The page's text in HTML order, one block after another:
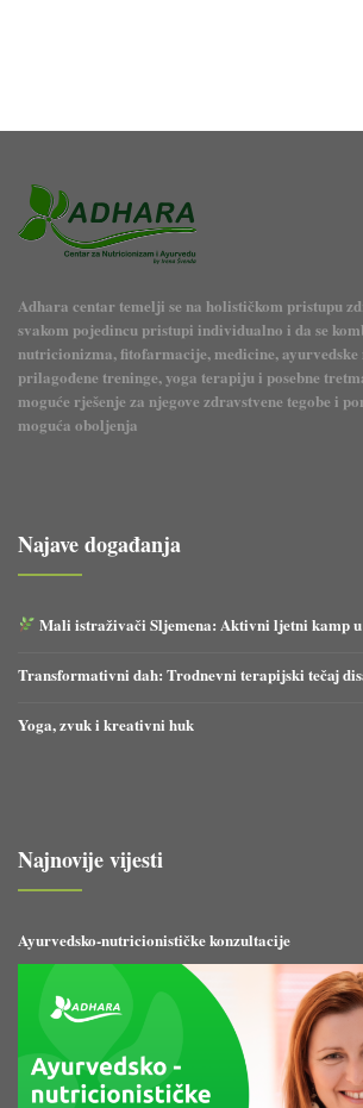
Adhara centar temelji se na holističkom pristupu
svakom pojedincu pristupi individualno i da se
nutricionizma, fitofarmacije, medicine, ayurvedske
prilagođene treninge, yoga terapiju i posebne
moguće rješenje za njegove zdravstvene tegobe i
moguća oboljenja
Najave događanja
Mali istraživači Sljemena: Aktivni ljetni kamp
Transformativni dah: Trodnevni terapijski tečaj
Yoga, zvuk i kreativni huk
Najnovije vijesti
Ayurvedsko-nutricionističke konzultacije